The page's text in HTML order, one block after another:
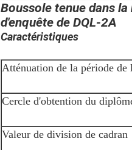
Boussole tenue dans
d'enquête de DQL-2A
Caractéristiques
Atténuation de la période de
Cercle d'obtention du
Valeur de division de cadran